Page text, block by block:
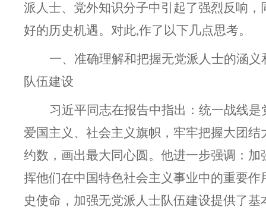
派人士、党外知识分子中引起了强烈反响
好的历史机遇。对此,作了以下几点思考。
一、准确理解和把握无党派人士的涵
队伍建设
习近平同志在报告中指出：统一战线
爱国主义、社会主义旗帜，牢牢把握大团
约数，画出最大同心圆。他进一步强调： 加
挥他们在中国特色社会主义事业中的重要
史使命，加强无党派人士队伍建设提供了基